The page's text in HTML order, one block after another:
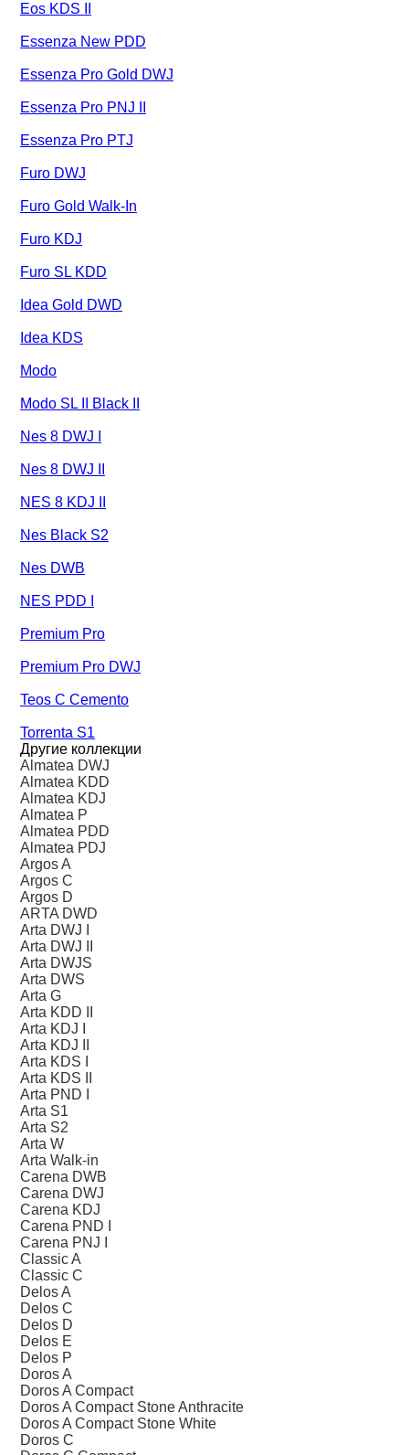
Eos KDS II
Essenza New PDD
Essenza Pro Gold DWJ
Essenza Pro PNJ II
Essenza Pro PTJ
Furo DWJ
Furo Gold Walk-In
Furo KDJ
Furo SL KDD
Idea Gold DWD
Idea KDS
Modo
Modo SL II Black II
Nes 8 DWJ I
Nes 8 DWJ II
NES 8 KDJ II
Nes Black S2
Nes DWB
NES PDD I
Premium Pro
Premium Pro DWJ
Teos C Cemento
Torrenta S1
Другие коллекции
Almatea DWJ
Almatea KDD
Almatea KDJ
Almatea P
Almatea PDD
Almatea PDJ
Argos A
Argos C
Argos D
ARTA DWD
Arta DWJ I
Arta DWJ II
Arta DWJS
Arta DWS
Arta G
Arta KDD II
Arta KDJ I
Arta KDJ II
Arta KDS I
Arta KDS II
Arta PND I
Arta S1
Arta S2
Arta W
Arta Walk-in
Carena DWB
Carena DWJ
Carena KDJ
Carena PND I
Carena PNJ I
Classic A
Classic C
Delos A
Delos C
Delos D
Delos E
Delos P
Doros A
Doros A Compact
Doros A Compact Stone Anthracite
Doros A Compact Stone White
Doros C